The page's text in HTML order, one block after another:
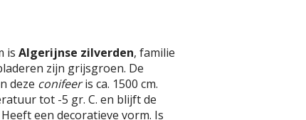
is Algerijnse zilverden, familie
zijn grijsgroen. De
deze conifeeris ca. 1500 cm.
tot -5 gr. C. en blijft de
een decoratieve vorm. Is